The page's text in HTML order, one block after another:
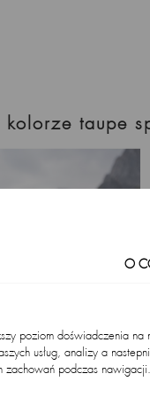
kolorze taupe
O
poziom doświadczenia na
usług, analizy a
zachowań podczas nawigacji.